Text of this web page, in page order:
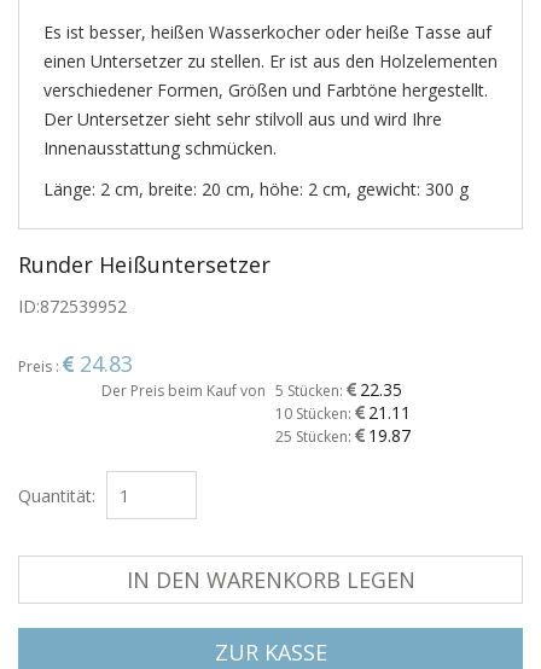
Es ist besser, heißen Wasserkocher oder heiße Tasse auf
einen Untersetzer zu stellen. Er ist aus den Holzelementen
verschiedener Formen, Größen und Farbtöne hergestellt.
Der Untersetzer sieht sehr stilvoll aus und wird Ihre
Innenausstattung schmücken.
Länge: 2 cm, breite: 20 cm, höhe: 2 cm, gewicht: 300 g
Runder Heißuntersetzer
ID:872539952
Preis : 24.83
Der Preis beim Kauf von 5 Stücken: 22.35
10 Stücken: 21.11
25 Stücken: 19.87
Quantität:
IN DEN WARENKORB LEGEN
ZUR KASSE